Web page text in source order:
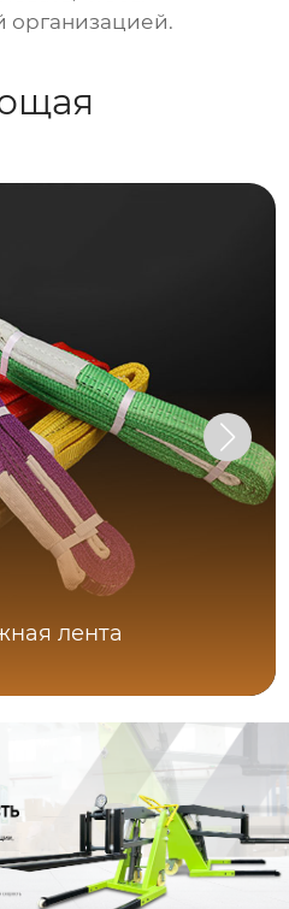
организацией.
лента